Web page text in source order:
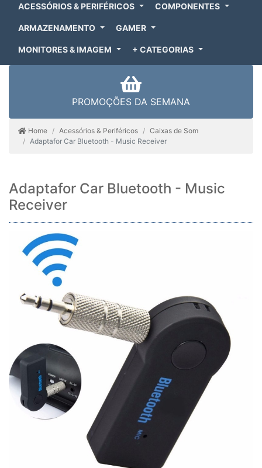
ACESSÓRIOS & PERIFÉRICOS COMPONENTES
ARMAZENAMENTO GAMER
MONITORES & IMAGEM + CATEGORIAS
PROMOÇÕES DA SEMANA
Home Acessórios & Periféricos
Caixas de Som
Adaptafor Car Bluetooth - Music Receiver
Adaptafor Car Bluetooth - Music
Receiver